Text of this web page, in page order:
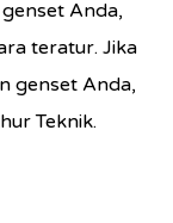
Anda,
teratur. Jika
genset Anda,
Teknik.